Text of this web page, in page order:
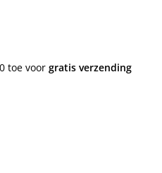
toe voor gratis verzending